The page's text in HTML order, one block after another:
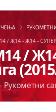
/
/ Ж14 - Ж14 -